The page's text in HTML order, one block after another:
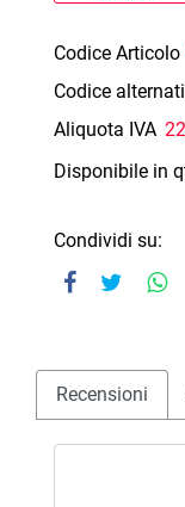
Codice Articolo
Codice
Aliquota IVA 22
Disponibile in
Condividi su:
Recensioni